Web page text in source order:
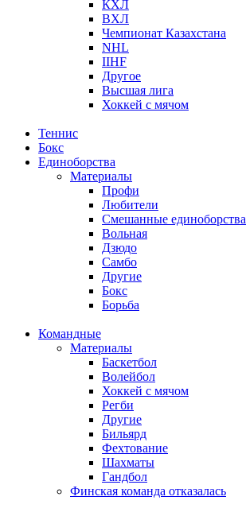
КХЛ
ВХЛ
Чемпионат Казахстана
NHL
IIHF
Другое
Высшая лига
Хоккей с мячом
Теннис
Бокс
Единоборства
Материалы
Профи
Любители
Смешанные единоборства
Вольная
Дзюдо
Самбо
Другие
Бокс
Борьба
Командные
Материалы
Баскетбол
Волейбол
Хоккей с мячом
Регби
Другие
Бильярд
Фехтование
Шахматы
Гандбол
Финская команда отказалась